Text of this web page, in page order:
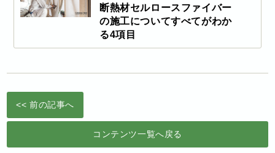
断熱材セルロースファイバー
の施工についてすべてがわか
る4項目
<< 前の記事へ
コンテンツ一覧へ戻る